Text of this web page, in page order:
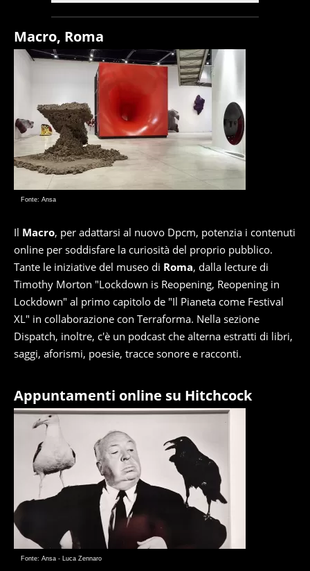
Macro, Roma
Fonte: Ansa
Il Macro, per adattarsi al nuovo Dpcm, potenzia i contenuti
online per soddisfare la curiosità del proprio pubblico.
Tante le iniziative del museo di Roma, dalla lecture di
Timothy Morton "Lockdown is Reopening, Reopening in
Lockdown" al primo capitolo de "Il Pianeta come Festival
XL" in collaborazione con Terraforma. Nella sezione
Dispatch, inoltre, c'è un podcast che alterna estratti di libri,
saggi, aforismi, poesie, tracce sonore e racconti.
Appuntamenti online su Hitchcock
Fonte: Ansa - Luca Zennaro